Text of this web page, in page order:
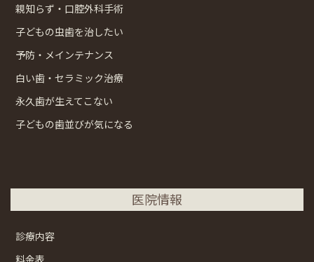
親知らず・口腔外科手術
子どもの虫歯を治したい
予防・メインテナンス
白い歯・セラミック治療
永久歯が生えてこない
子どもの歯並びが気になる
医院情報
診療内容
料金表